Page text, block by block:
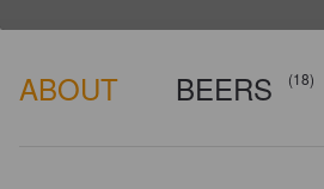
ABOUT BEERS (18)